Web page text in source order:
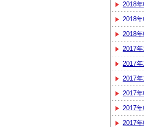
2018年
2018年
2018年
2017年
2017年
2017年
2017年
2017年
2017年